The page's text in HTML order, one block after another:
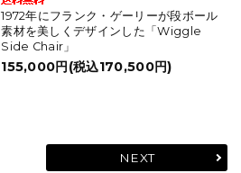
1972年にフランク・ゲーリーが段ボール
素材を美しくデザインした「Wiggle
Side Chair」
155,000円(税込170,500円)
NEXT